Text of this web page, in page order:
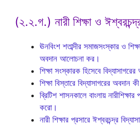
(২.২.গ.) নারী শিক্ষা ও
ঊনবিংশ শতাব্দীর সমাজসংস্কার ও
অবদান আলোচনা কর।
শিক্ষা সংস্কারক হিসেবে
শিক্ষা বিস্তারে বিদ্যাসাগরের অবদান
ব্রিটিশ শাসনকালে বাংলায়
করো।
নারী শিক্ষার প্রসারে ঈশ্বরচন্দ্র